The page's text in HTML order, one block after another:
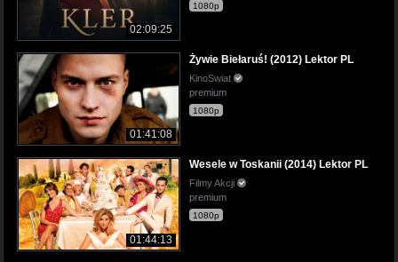
02:09:25
1080p
01:41:08
Żywie Biełaruś! (2012) Lektor PL
KinoSwiat
premium
1080p
01:44:13
Wesele w Toskanii (2014) Lektor PL
Filmy Akcji
premium
1080p